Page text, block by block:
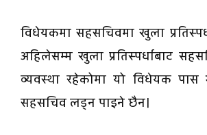
विधेयकमा सहसचिवमा खुला
अहिलेसम्म खुला प्रतिस्पर्धाबाट
व्यवस्था रहेकोमा यो विधेयक
सहसचिव लड्न पाइने छैन।